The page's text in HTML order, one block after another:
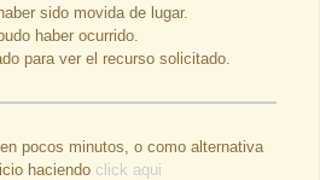
sido movida de lugar.
haber ocurrido.
para ver el recurso solicitado.
pocos minutos, o como alternativa
haciendo click aqui